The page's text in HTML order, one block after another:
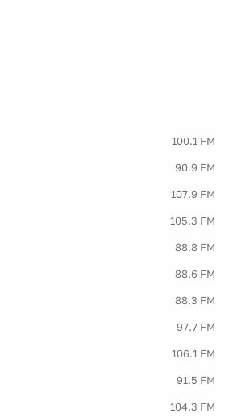
100.1 FM
90.9 FM
107.9 FM
105.3 FM
88.8 FM
88.6 FM
88.3 FM
97.7 FM
106.1 FM
91.5 FM
104.3 FM